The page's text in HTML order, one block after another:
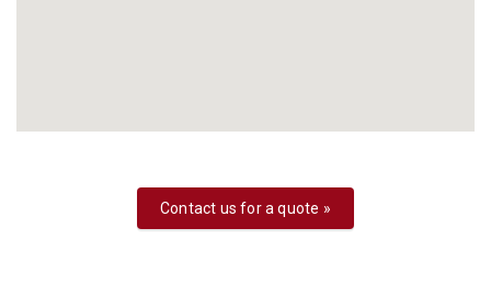
Contact us for a quote »